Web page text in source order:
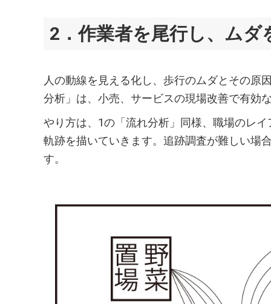
2．作業者を尾行し、ムダ
人の動線を見える化し、歩行のムダとその原
分析」は、小売、サービスの現場改善で有効
やり方は、1の「流れ分析」同様、職場のレ
軌跡を描いていきます。追跡調査が難しい場
す。